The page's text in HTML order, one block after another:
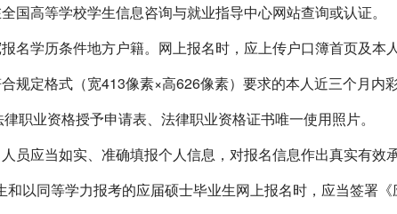
国高等学校学生信息咨询与就业指导中心网站查询或认证。
名学历条件地方户籍。网上报名时，应上传户口簿首页及本
规定格式（宽413像素×高626像素）要求的本人近三个月内
职业资格授予申请表、法律职业资格证书唯一使用照片。
员应当如实、准确填报个人信息，对报名信息作出真实有
以同等学力报考的应届硕士毕业生网上报名时，应当签署《